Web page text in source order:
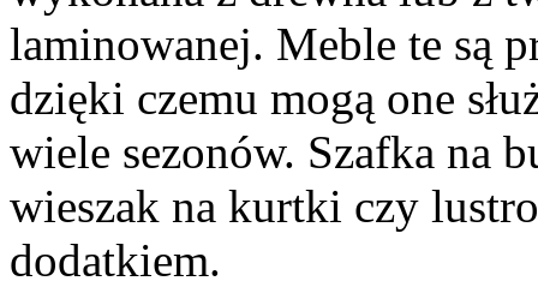
laminowanej. Meble te są
dzięki czemu mogą one
wiele sezonów. Szafka na
wieszak na kurtki czy
dodatkiem.